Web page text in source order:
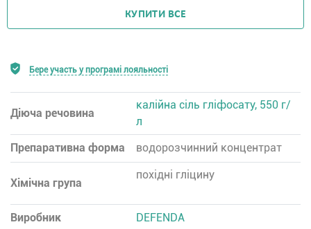
КУПИТИ ВСЕ
Бере участь у програмі лояльності
Діюча речовина
калійна сіль гліфосату, 550 г/
л
Препаративна форма
водорозчинний концентрат
Хімічна група
похідні гліцину
Виробник DEFENDA